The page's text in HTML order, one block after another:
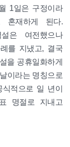
1일은 구정이라
재하게 된다.
은 여전했으나
를 지냈고, 결국
을 공휴일화하게
이라는 명칭으로
적으로 일 년이
명절로 지내고